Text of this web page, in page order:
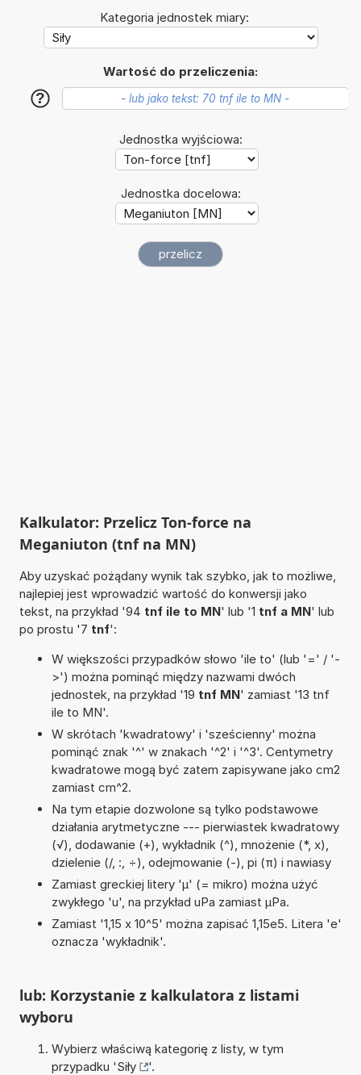
Kategoria jednostek miary:
Wartość do przeliczenia:
?
Jednostka wyjściowa:
Jednostka docelowa:
Kalkulator: Przelicz Ton-force na
Meganiuton (tnf na MN)
Aby uzyskać pożądany wynik tak szybko, jak to możliwe,
najlepiej jest wprowadzić wartość do konwersji jako
tekst, na przykład '94 tnf ile to MN' lub '1 tnf a MN' lub
po prostu '7 tnf':
W większości przypadków słowo 'ile to' (lub '=' / '-
>') można pominąć między nazwami dwóch
jednostek, na przykład '19 tnf MN' zamiast '13 tnf
ile to MN'.
W skrótach 'kwadratowy' i 'sześcienny' można
pominąć znak '^' w znakach '^2' i '^3'. Centymetry
kwadratowe mogą być zatem zapisywane jako cm2
zamiast cm^2.
Na tym etapie dozwolone są tylko podstawowe
działania arytmetyczne --- pierwiastek kwadratowy
(√), dodawanie (+), wykładnik (^), mnożenie (*, x),
dzielenie (/, :, ÷), odejmowanie (-), pi (π) i nawiasy
Zamiast greckiej litery 'µ' (= mikro) można użyć
zwykłego 'u', na przykład uPa zamiast µPa.
Zamiast '1,15 x 10^5' można zapisać 1,15e5. Litera 'e'
oznacza 'wykładnik'.
lub: Korzystanie z kalkulatora z listami
wyboru
Wybierz właściwą kategorię z listy, w tym
przypadku 'Siły
'.